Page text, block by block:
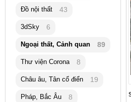
Đồ nội thất 43
3dSky 6
Ngoại thất, Cảnh quan 89
Thư viện Corona 8
Châu âu, Tân cổ điển 19
Pháp, Bắc Âu 8